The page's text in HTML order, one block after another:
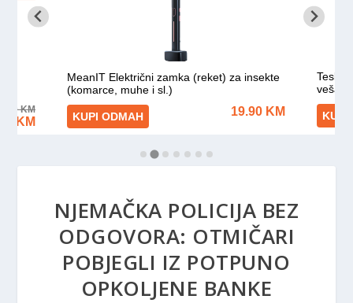
NJEMAČKA POLICIJA BEZ
ODGOVORA: OTMIČARI
POBJEGLI IZ POTPUNO
OPKOLJENE BANKE